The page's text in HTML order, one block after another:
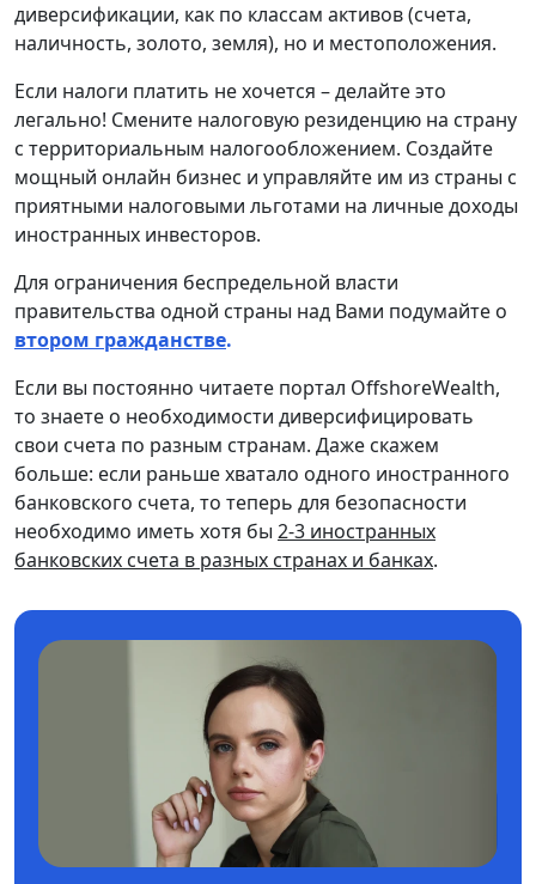
диверсификации, как по классам активов (счета,
наличность, золото, земля), но и местоположения.
Если налоги платить не хочется – делайте это
легально! Смените налоговую резиденцию на страну
с территориальным налогообложением. Создайте
мощный онлайн бизнес и управляйте им из страны с
приятными налоговыми льготами на личные доходы
иностранных инвесторов.
Для ограничения беспредельной власти
правительства одной страны над Вами подумайте о
втором гражданстве.
Если вы постоянно читаете портал OffshoreWealth,
то знаете о необходимости диверсифицировать
свои счета по разным странам. Даже скажем
больше: если раньше хватало одного иностранного
банковского счета, то теперь для безопасности
необходимо иметь хотя бы 2-3 иностранных
банковских счета в разных странах и банках.